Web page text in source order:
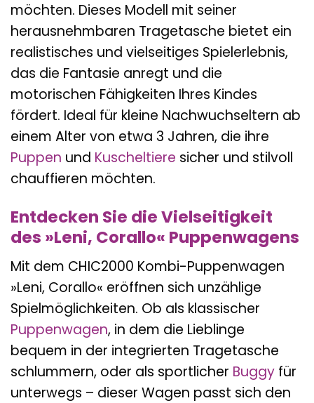
möchten. Dieses Modell mit seiner
herausnehmbaren Tragetasche bietet ein
realistisches und vielseitiges Spielerlebnis,
das die Fantasie anregt und die
motorischen Fähigkeiten Ihres Kindes
fördert. Ideal für kleine Nachwuchseltern ab
einem Alter von etwa 3 Jahren, die ihre
Puppen und Kuscheltiere sicher und stilvoll
chauffieren möchten.
Entdecken Sie die Vielseitigkeit
des »Leni, Corallo« Puppenwagens
Mit dem CHIC2000 Kombi-Puppenwagen
»Leni, Corallo« eröffnen sich unzählige
Spielmöglichkeiten. Ob als klassischer
Puppenwagen, in dem die Lieblinge
bequem in der integrierten Tragetasche
schlummern, oder als sportlicher Buggy für
unterwegs – dieser Wagen passt sich den